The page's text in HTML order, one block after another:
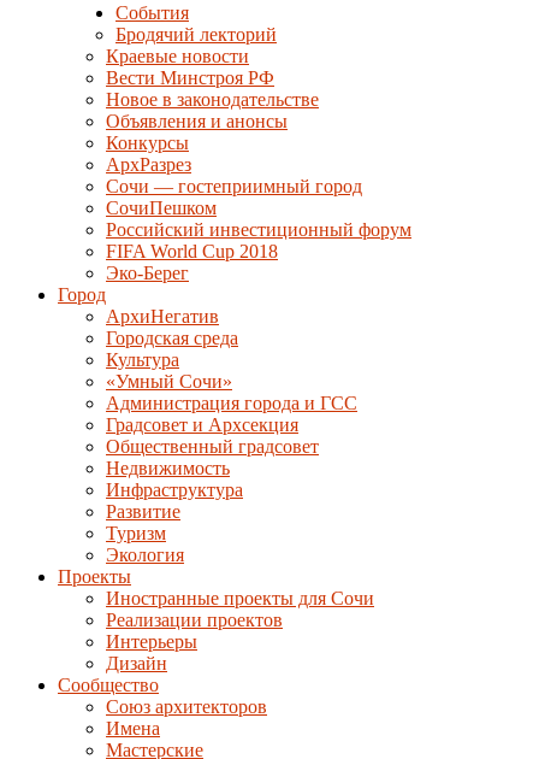
События
Бродячий лекторий
Краевые новости
Вести Минстроя РФ
Новое в законодательстве
Объявления и анонсы
Конкурсы
АрхРазрез
Сочи — гостеприимный город
СочиПешком
Российский инвестиционный форум
FIFA World Cup 2018
Эко-Берег
Город
АрхиНегатив
Городская среда
Культура
«Умный Сочи»
Администрация города и ГСС
Градсовет и Архсекция
Общественный градсовет
Недвижимость
Инфраструктура
Развитие
Туризм
Экология
Проекты
Иностранные проекты для Сочи
Реализации проектов
Интерьеры
Дизайн
Сообщество
Союз архитекторов
Имена
Мастерские